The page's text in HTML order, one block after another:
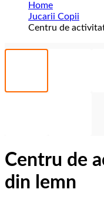
Home
Jucarii Copii
Centru de
Centru de
din lemn